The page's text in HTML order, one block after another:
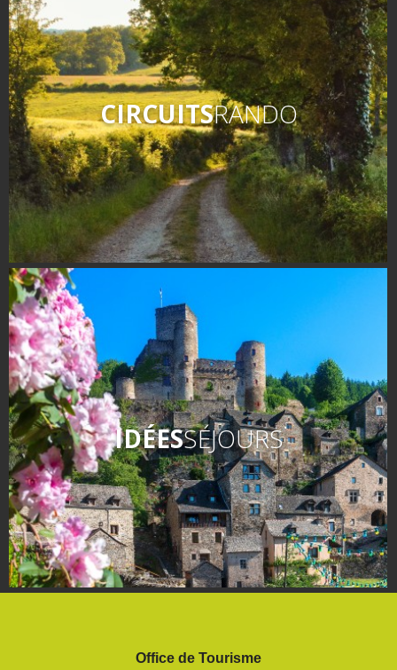
CIRCUITSRANDO
IDÉESSÉJOURS
Office de Tourisme